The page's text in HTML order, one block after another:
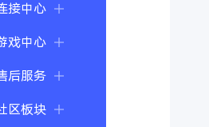
接中心
戏中心
后服务
区板块